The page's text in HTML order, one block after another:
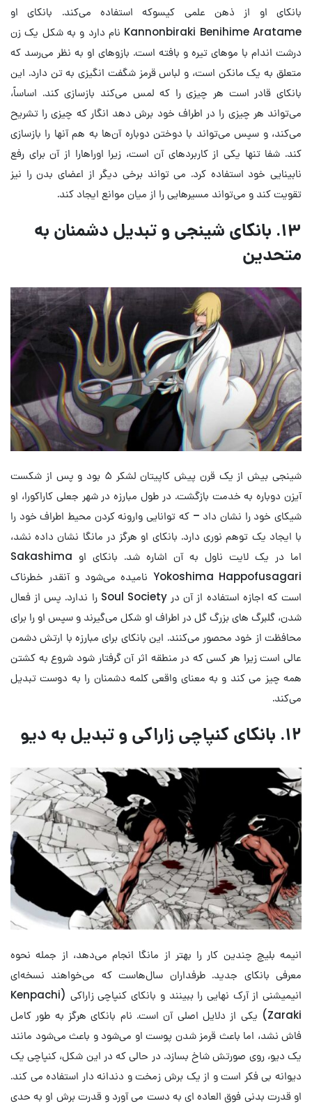
بانکای او از ذهن علمی کیسوکه استفاده می‌کند. بانکای او
Kannonbiraki Benihime Aratame نام دارد و به شکل یک زن
درشت اندام با موهای تیره و بافته است. بازوهای او به نظر می‌رسد که
متعلق به یک مانکن است، و لباس قرمز شگفت انگیزی به تن دارد. این
بانکای قادر است هر چیزی را که لمس می‌کند بازسازی کند. اساساً،
می‌تواند هر چیزی را در اطراف خود برش دهد انگار که چیزی را تشریح
می‌کند، و سپس می‌تواند با دوختن دوباره آن‌ها به هم آنها را بازسازی
کند. شفا تنها یکی از کاربردهای آن است، زیرا اوراهارا از آن برای رفع
نابینایی خود استفاده کرد. می تواند برخی دیگر از اعضای بدن را نیز
تقویت کند و می‌تواند مسیرهایی را از میان موانع ایجاد کند.
۱۳. بانکای شینجی و تبدیل دشمنان به
متحدین
شینجی بیش از یک قرن پیش کاپیتان لشکر ۵ بود و پس از شکست
آیزن دوباره به خدمت بازگشت. در طول مبارزه در شهر جعلی کاراکورا، او
شیکای خود را نشان داد – که توانایی وارونه کردن محیط اطراف خود را
با ایجاد یک توهم نوری دارد. بانکای او هرگز در مانگا نشان داده نشد،
اما در یک لایت ناول به آن اشاره شد. بانکای او Sakashima
Yokoshima Happofusagari نامیده می‌شود و آنقدر خطرناک
است که اجازه استفاده از آن در Soul Society را ندارد. پس از فعال
شدن، گلبرگ های بزرگ گل در اطراف او شکل می‌گیرند و سپس او را برای
محافظت از خود محصور می‌کنند. این بانکای برای مبارزه با ارتش دشمن
عالی است زیرا هر کسی که در منطقه اثر آن گرفتار شود شروع به کشتن
همه چیز می کند و به معنای واقعی کلمه دشمنان را به دوست تبدیل
می‌کند.
۱۲. بانکای کنپاچی زاراکی و تبدیل به دیو
انیمه بلیچ چندین کار را بهتر از مانگا انجام می‌دهد، از جمله نحوه
معرفی بانکای جدید. طرفداران سال‌هاست که می‌خواهند نسخه‌ای
انیمیشنی از آرک نهایی را ببینند و بانکای کنپاچی زاراکی (Kenpachi
Zaraki) یکی از دلایل اصلی آن است. نام بانکای هرگز به طور کامل
فاش نشد، اما باعث قرمز شدن پوست او می‌شود و باعث می‌شود مانند
یک دیو، روی صورتش شاخ بسازد. در حالی که در این شکل، کنپاچی یک
دیوانه بی فکر است و از یک برش زمخت و دندانه دار استفاده می کند.
او قدرت بدنی فوق العاده ای به دست می آورد و قدرت برش او به حدی